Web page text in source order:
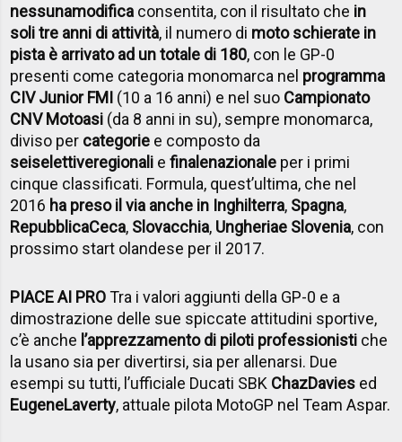
nessunamodifica consentita, con il risultato che in
soli tre anni di attività, il numero di moto schierate in
pista è arrivato ad un totale di 180, con le GP-0
presenti come categoria monomarca nel programma
CIV Junior FMI (10 a 16 anni) e nel suo Campionato
CNV Motoasi (da 8 anni in su), sempre monomarca,
diviso per categorie e composto da
seiselettiveregionali efinalenazionale per i primi
cinque classificati. Formula, quest’ultima, che nel
2016 ha preso il via anche in Inghilterra, Spagna,
RepubblicaCeca, Slovacchia, Ungheriae Slovenia, con
prossimo start olandese per il 2017.
PIACE AI PROTra i valori aggiunti della GP-0 e a
dimostrazione delle sue spiccate attitudini sportive,
c’è anche l’apprezzamento di piloti professionisti che
la usano sia per divertirsi, sia per allenarsi. Due
esempi su tutti, l’ufficiale Ducati SBK ChazDavies ed
EugeneLaverty, attuale pilota MotoGP nel Team Aspar.